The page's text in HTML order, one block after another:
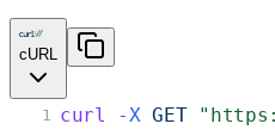
cURL
1 curl -X GET